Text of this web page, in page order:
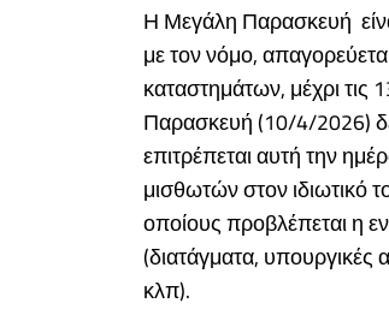
Η Μεγάλη Παρασκευή
με τον νόμο,
καταστημάτων, μέχρι
Παρασκευή (10/4/2026)
επιτρέπεται αυτή την
μισθωτών στον ιδιωτικό
οποίους προβλέπεται η
(διατάγματα, υπουργικές
κλπ).